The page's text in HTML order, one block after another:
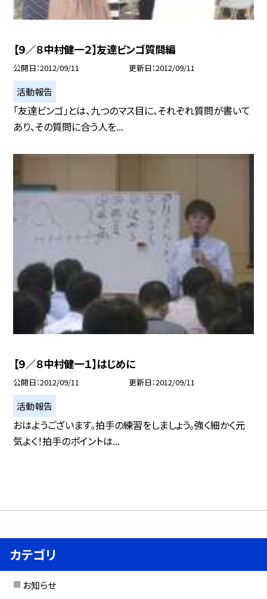
【９／８中村健一２】友達ビンゴ質問編
公開日 2012/09/11 更新日 2012/09/11
活動報告
「友達ビンゴ」とは、九つのマス目に、それぞれ質問が書いて
あり、その質問に合う人を...
【９／８中村健一１】はじめに
公開日 2012/09/11 更新日 2012/09/11
活動報告
おはようございます。拍手の練習をしましょう。強く細かく元
気よく！拍手のポイントは...
カテゴリ
お知らせ